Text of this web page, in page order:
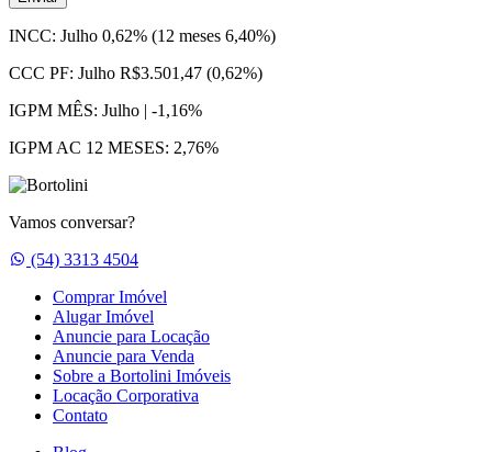
INCC: Julho 0,62% (12 meses 6,40%)
CCC PF: Julho R$3.501,47 (0,62%)
IGPM MÊS: Julho | -1,16%
IGPM AC 12 MESES: 2,76%
Vamos conversar?
Whatsapp
(54) 3313 4504
Comprar Imóvel
Alugar Imóvel
Anuncie para Locação
Anuncie para Venda
Sobre a Bortolini Imóveis
Locação Corporativa
Contato